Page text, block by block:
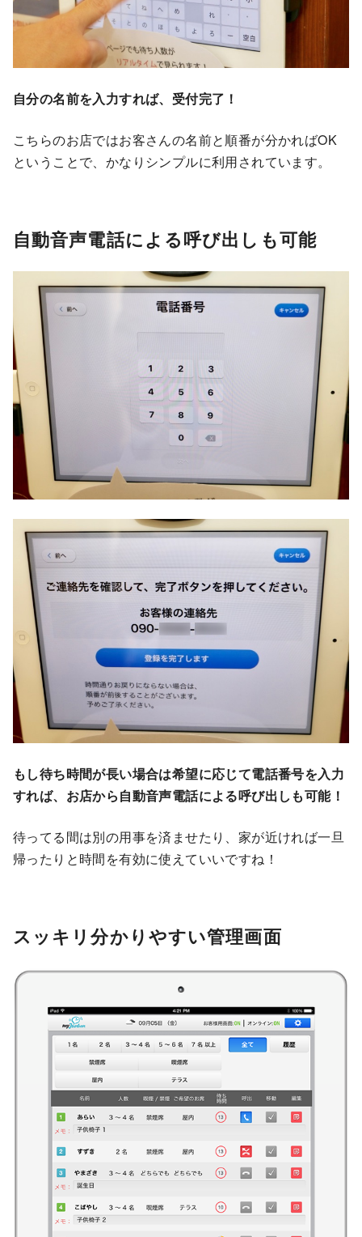
自分の名前を入力すれば、受付完了！
こちらのお店ではお客さんの名前と順番が分かればOK
ということで、かなりシンプルに利用されています。
自動音声電話による呼び出しも可能
もし待ち時間が長い場合は希望に応じて電話番号を入力
すれば、お店から自動音声電話による呼び出しも可能！
待ってる間は別の用事を済ませたり、家が近ければ一旦
帰ったりと時間を有効に使えていいですね！
スッキリ分かりやすい管理画面